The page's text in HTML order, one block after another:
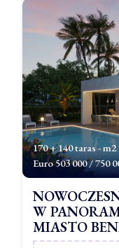
170 + 140 taras - m2
Euro503 000 / 750
W
MIASTO